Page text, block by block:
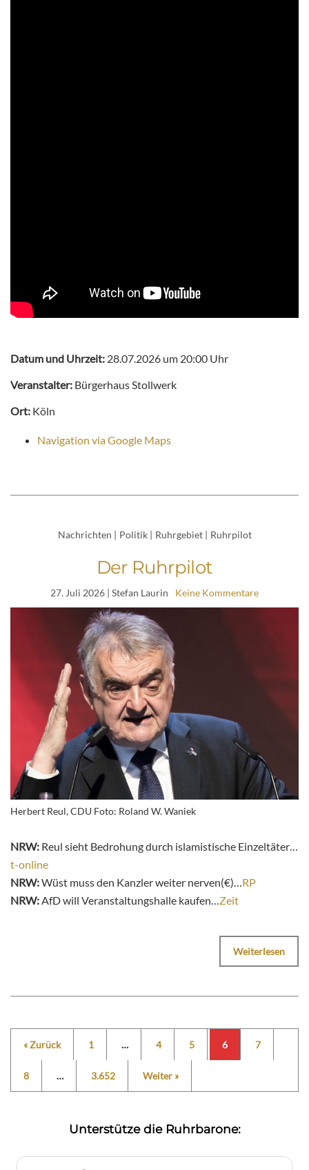
Datum und Uhrzeit: 28.07.2026 um 20:00 Uhr
Veranstalter: Bürgerhaus Stollwerk
Ort: Köln
Navigation via Google Maps
Nachrichten | Politik | Ruhrgebiet | Ruhrpilot
Der Ruhrpilot
27. Juli 2026 | Stefan Laurin Keine Kommentare
Herbert Reul, CDU Foto: Roland W. Waniek
NRW: Reul sieht Bedrohung durch islamistische Einzeltäter…
t-online
NRW:Wüst muss den Kanzler weiter nerven(€)…RP
NRW:AfD will Veranstaltungshalle kaufen…Zeit
Weiterlesen
« Zurück 1 … 4 5 6 7
8 … 3.652 Weiter »
Unterstütze die Ruhrbarone: